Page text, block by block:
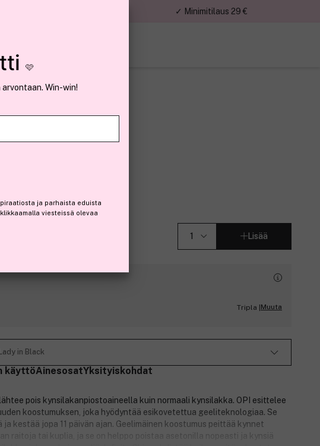
✓ Minimitilaus 29 €
─ Lady in Black
Lisää
Tripla |Muuta
in Black
käyttöAinesosatYksityiskohdat
pois kynsilakanpiostoaineella kuin normaali kynsilakka. OPI esittelee
koostumuksen, joka hyödyntää esikovetettua geeliteknologiaa. Se
kestää jopa 11 päivän ajan. Geelimäinen koostumus peittää kynnet
raitoja tai kuplia, ja se on helppo poistaa asetonilla nopeasti ja kynsiä
🩷
Win-win!
ja parhaista eduista
viesteissä olevaa